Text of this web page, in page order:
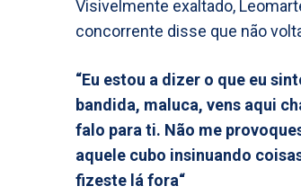
Visivelmente exaltado,
concorrente disse que não
“Eu estou a dizer o que eu
bandida, maluca, vens aqui
falo para ti. Não me
aquele cubo insinuando
fizeste lá fora“